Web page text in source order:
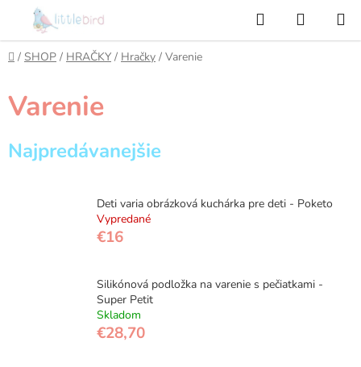
obsah
Hľadať
KOŠÍK
Domov
/ SHOP / HRAČKY / Hračky / Varenie
Varenie
Najpredávanejšie
Deti varia obrázková kuchárka pre deti - Poketo
Vypredané
€16
Silikónová podložka na varenie s pečiatkami -
Super Petit
Skladom
€28,70